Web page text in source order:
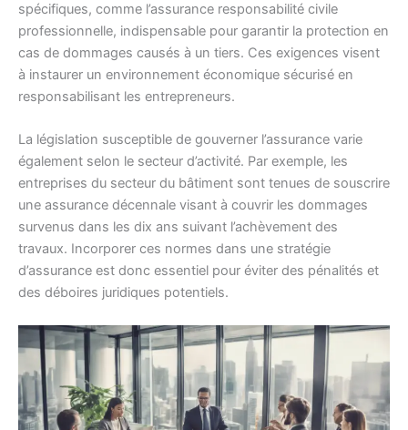
spécifiques, comme l’assurance responsabilité civile
professionnelle, indispensable pour garantir la protection en
cas de dommages causés à un tiers. Ces exigences visent
à instaurer un environnement économique sécurisé en
responsabilisant les entrepreneurs.
La législation susceptible de gouverner l’assurance varie
également selon le secteur d’activité. Par exemple, les
entreprises du secteur du bâtiment sont tenues de souscrire
une assurance décennale visant à couvrir les dommages
survenus dans les dix ans suivant l’achèvement des
travaux. Incorporer ces normes dans une stratégie
d’assurance est donc essentiel pour éviter des pénalités et
des déboires juridiques potentiels.